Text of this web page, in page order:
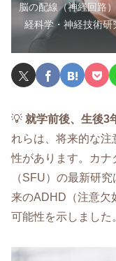
脳の配線（神経回路
経科学・神経技術
💡 就学前後、生後3
れらは、将来的な
性があります。カナ
（SFU）の最新研究
来のADHD（注意欠
可能性を示しました